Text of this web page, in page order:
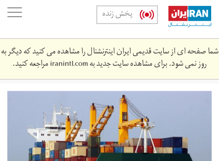
Skip
main
content
پخش زنده
شما صفحه ای از سایت قدیمی ایران اینترنشنال را مشاهده می کنید که دیگر به
روز نمی شود. برای مشاهده سایت جدید بهiranintl.comمراجعه کنید.
139212101147112142235984.jpg